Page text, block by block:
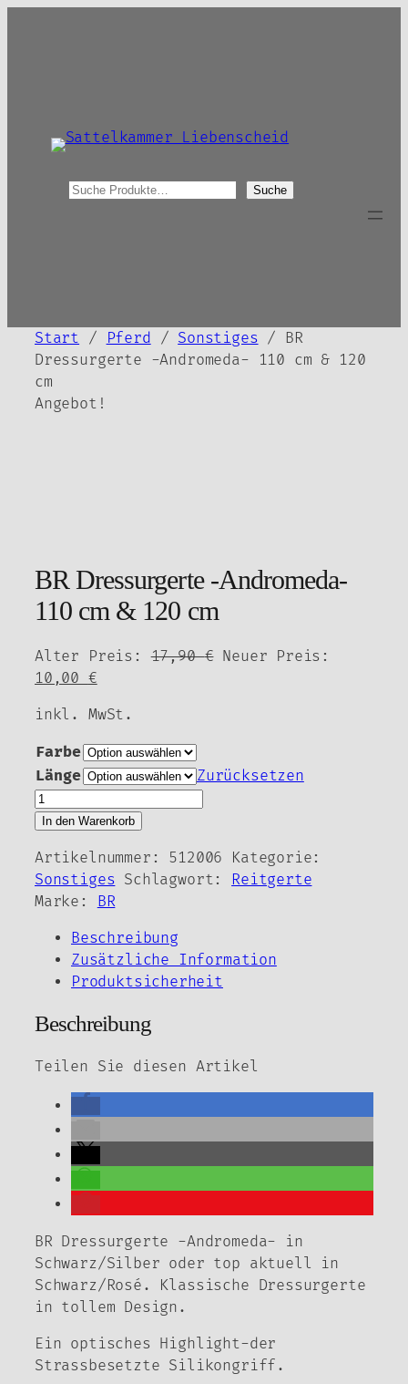
S
Suche
Start / Pferd / Sonstiges / BR
Dressurgerte -Andromeda- 110 cm & 120
cm
Angebot!
BR Dressurgerte -Andromeda-
110 cm & 120 cm
Alter Preis: 17,90€ Ursprünglicher
Neuer Preis:
10,00 €Aktueller
ist:
10,00 €.
inkl. MwSt.
Farbe
Länge
Zurücksetzen
BR
Dressurgerte
Andromeda-
110
cm
In den Warenkorb
Artikelnummer: 512006
Kategorie:
Sonstiges Schlagwort: Reitgerte
Marke: BR
Beschreibung
Zusätzliche Information
Produktsicherheit
Beschreibung
Teilen Sie diesen Artikel
BR Dressurgerte -Andromeda- in
Schwarz/Silber oder top aktuell in
Schwarz/Rosé. Klassische Dressurgerte
in tollem Design.
Ein optisches Highlight-der
Strassbesetzte Silikongriff.